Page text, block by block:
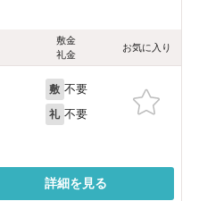
敷金
礼金
お気に入り
敷 不要
礼 不要
詳細を見る